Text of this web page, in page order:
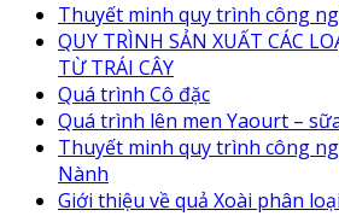
Thuyết minh quy trình công
QUY TRÌNH SẢN XUẤT CÁC
TỪ TRÁI CÂY
Quá trình Cô đặc
Quá trình lên men Yaourt –
Thuyết minh quy trình công
Nành
Giới thiệu về quả Xoài phân